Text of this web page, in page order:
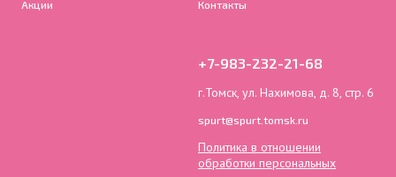
Акции Контакты
+7-983-232-21-68
г.Томск, ул. Нахимова, д. 8, стр. 6
spurt@spurt.tomsk.ru
Политика в отношении
обработки персональных